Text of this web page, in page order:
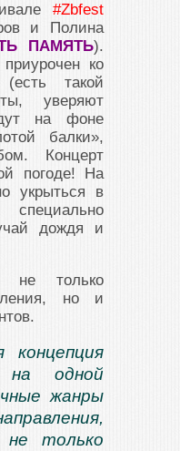
#Zbfest
и Полина
ПАМЯТЬ).
ко
такой
уверяют
на фоне
балки»,
Концерт
погоде! На
укрыться в
дождя и
не только
но и
концепция
на одной
жанры
не только